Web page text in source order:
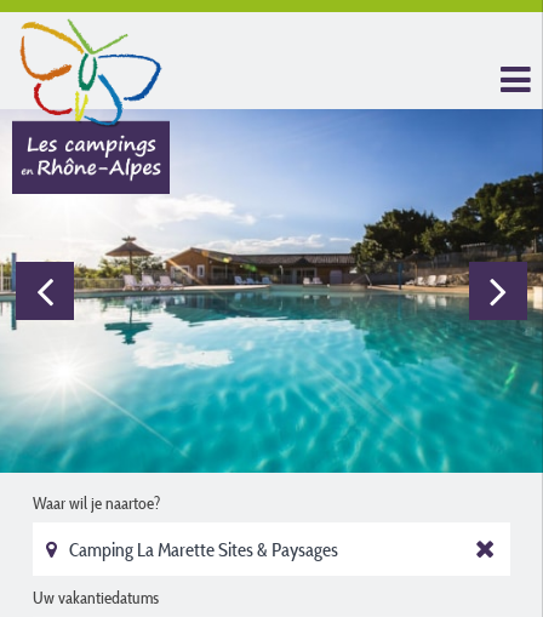
Waar wil je naartoe?
Uw vakantiedatums